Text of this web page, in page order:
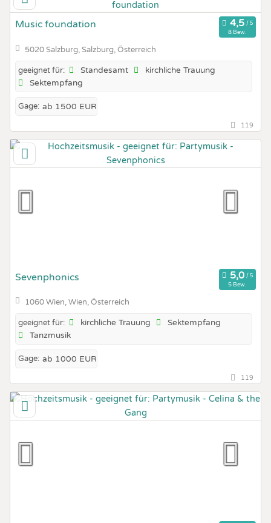
Music foundation
8 Bew.
5020 Salzburg, Salzburg, Österreich
geeignet für: Standesamt
kirchliche Trauung
Sektempfang
Gage: ab 1500 EUR
119
Sevenphonics
5 Bew.
1060 Wien, Wien, Österreich
geeignet für: kirchliche Trauung
Sektempfang
Tanzmusik
Gage: ab 1000 EUR
119